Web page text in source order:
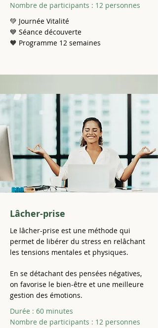
Nombre de participants : 12 personnes
💚 Journée Vitalité
💙 Séance découverte
🧡 Programme 12 semaines
Lâcher-prise
Le lâcher-prise est une méthode qui
permet de libérer du stress en relâchant
les tensions mentales et physiques.
En se détachant des pensées négatives,
on favorise le bien-être et une meilleure
gestion des émotions.
Durée : 60 minutes
Nombre de participants : 12 personnes